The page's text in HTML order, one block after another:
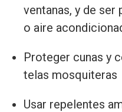
ventanas, y de
o aire
Proteger cunas y
telas mosquiteras
Usar repelentes